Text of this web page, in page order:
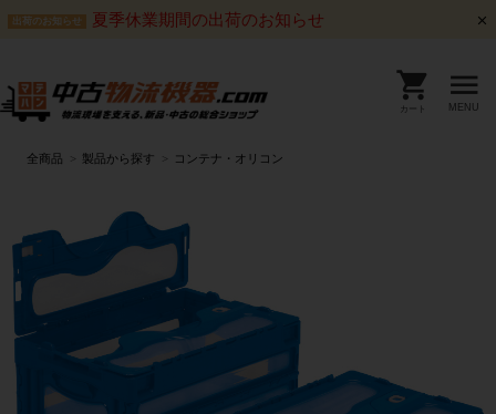
出荷のお知らせ 夏季休業期間の出荷のお知らせ
カート MENU
全商品 製品から探す コンテナ・オリコン